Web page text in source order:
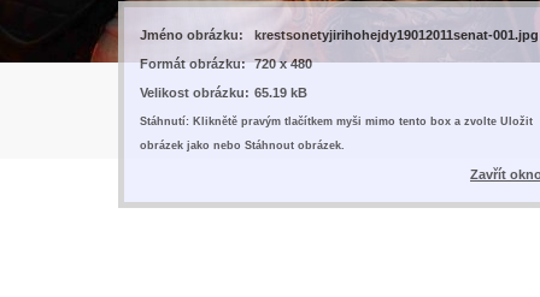
Jméno obrázku:
krestsonetyjirihohejdy19012011senat-001.jpg
Formát obrázku: 720 x 480
Velikost obrázku: 65.19 kB
Stáhnutí: Kliknětě pravým tlačítkem myši mimo tento box a zvolte Uložit
obrázek jako nebo Stáhnout obrázek.
Zavřít